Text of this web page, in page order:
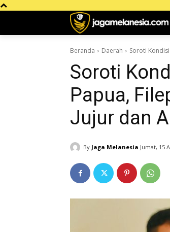
Beranda Daerah Soroti
Soroti
Papua,
Jujur dan
By Jaga Melanesia Jumat, 15